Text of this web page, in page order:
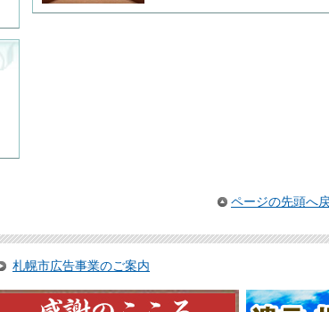
ページの先頭へ
札幌市広告事業のご案内